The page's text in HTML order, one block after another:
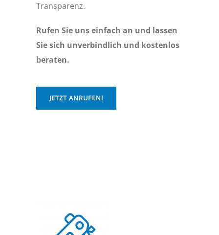
Transparenz.
Rufen Sie uns einfach an und lassen
Sie sich unverbindlich und kostenlos
beraten.
JETZT ANRUFEN!